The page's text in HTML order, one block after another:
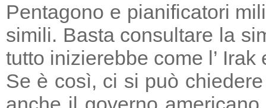
Pentagono e pianificatori
simili. Basta consultare la
tutto inizierebbe come l’
Se è così, ci si può